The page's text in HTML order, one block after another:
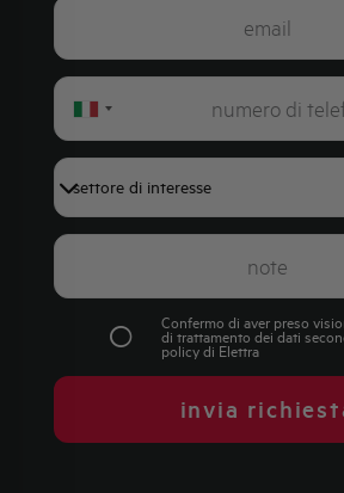
Italy
Confermo di aver preso
di trattamento dei dati
policydi Elettra
invia